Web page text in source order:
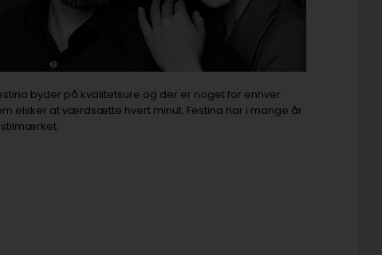
byder på kvalitetsure og der er noget for enhver
elsker at værdsætte hvert minut. Festina har i mange år